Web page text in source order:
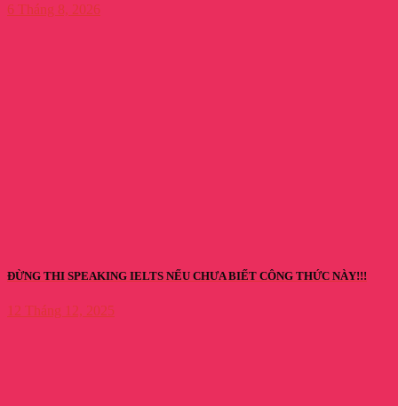
6 Tháng 8, 2026
ĐỪNG THI SPEAKING IELTS NẾU CHƯA BIẾT CÔNG THỨC NÀY!!!
12 Tháng 12, 2025